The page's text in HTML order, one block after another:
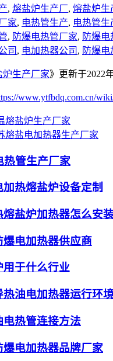
, 熔盐炉生产厂, 熔盐炉生
家, 电热管生产, 电热管生
, 防爆电热管厂家, 防爆
司 , 电加热器公司 , 防爆电
炉生产厂家》更新于2022
www.ytfbdq.com.cn/
熔盐炉生产厂家
熔盐电加热器生产厂家
热管生产厂家
加热熔盐炉设备定制
熔盐炉加热器怎么安
爆电加热器供应商
用于什么行业
热油电加热器运行环
电热管连接方法
爆电加热器品牌厂家